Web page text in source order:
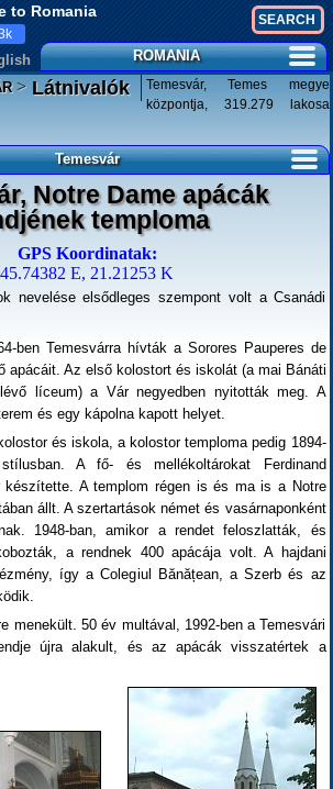
to Romania
ROMANIA
>Látnivalók
Temesvár, Temes megye
központja, 319.279 lakosa
Temesvár
Notre Dame apácák
temploma
GPS Koordinatak:
45.74382 E, 21.21253 K
nevelése elsődleges szempont volt a Csanádi
ben Temesvárra hívták a Sorores Pauperes de
apácáit. Az első kolostort és iskolát (a mai Bánáti
lévő líceum) a Vár negyedben nyitották meg. A
és egy kápolna kapott helyet.
és iskola, a kolostor temploma pedig 1894-
A fő- és mellékoltárokat Ferdinand
készítette. A templom régen is és ma is a Notre
állt. A szertartások német és vasárnaponként
1948-ban, amikor a rendet feloszlatták, és
a rendnek 400 apácája volt. A hajdani
így a Colegiul Bănățean, a Szerb és az
menekült. 50 év multával, 1992-ben a Temesvári
újra alakult, és az apácák visszatértek a